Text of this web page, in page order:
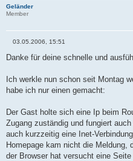
Geländer
Member
i
r
a
g
03.05.2006, 15:51
Danke für deine schnelle und
Ich werkle nun schon seit Montag
habe ich nur einen gemacht:
Der Gast holte sich eine Ip beim
Zugang zuständig und fungiert
auch kurzzeitig eine Inet-
Homepage kam nicht die Meldung,
der Browser hat versucht eine Seite